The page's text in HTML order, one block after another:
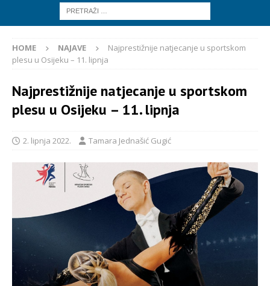
HOME NAJAVE
Najprestižnije natjecanje u sportskom
plesu u Osijeku – 11. lipnja
Najprestižnije natjecanje u sportskom
plesu u Osijeku – 11. lipnja
2. lipnja 2022. Tamara Jednašić Gugić